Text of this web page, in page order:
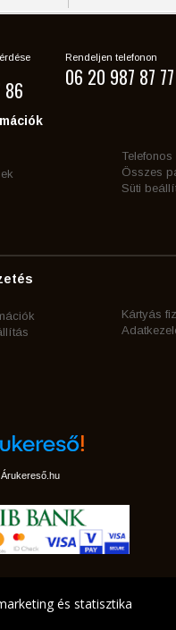
86
Rendeljen telefonon
06 20 987 87 77
Telefonos
Összes
Süti
Kártyás
Árukereső.hu
és statisztika